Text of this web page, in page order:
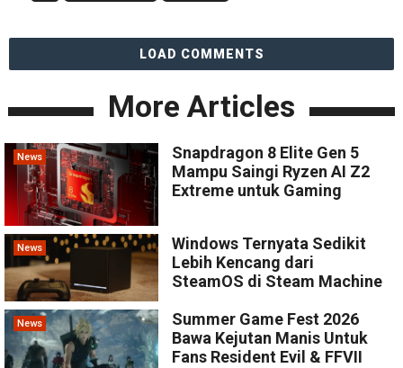
LOAD COMMENTS
More Articles
News
Snapdragon 8 Elite Gen 5
Mampu Saingi Ryzen AI Z2
Extreme untuk Gaming
News
Windows Ternyata Sedikit
Lebih Kencang dari
SteamOS di Steam Machine
News
Summer Game Fest 2026
Bawa Kejutan Manis Untuk
Fans Resident Evil & FFVII